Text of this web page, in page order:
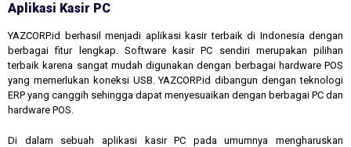
Aplikasi Kasir PC
YAZCORP.id berhasil menjadi aplikasi kasir terbaik di Indonesia dengan
berbagai fitur lengkap. Software kasir PC sendiri merupakan pilihan
terbaik karena sangat mudah digunakan dengan berbagai hardware POS
yang memerlukan koneksi USB. YAZCORP.id dibangun dengan teknologi
ERP yang canggih sehingga dapat menyesuaikan dengan berbagai PC dan
hardware POS.
Di dalam sebuah aplikasi kasir PC pada umumnya mengharuskan